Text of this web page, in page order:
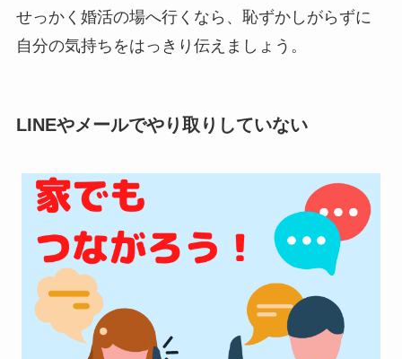
せっかく婚活の場へ行くなら、恥ずかしがらずに
自分の気持ちをはっきり伝えましょう。
LINEやメールでやり取りしていない